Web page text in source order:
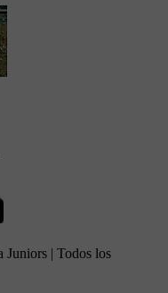
| Todos los